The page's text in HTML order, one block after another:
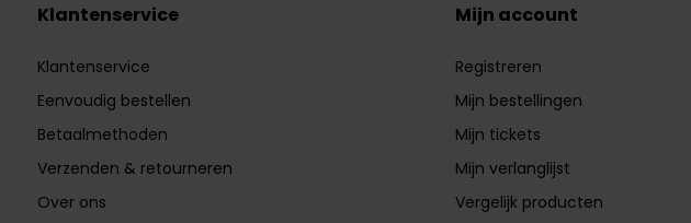
Klantenservice
Klantenservice
Eenvoudig bestellen
Betaalmethoden
Verzenden & retourneren
Over ons
Mijn account
Registreren
Mijn bestellingen
Mijn tickets
Mijn verlanglijst
Vergelijk producten